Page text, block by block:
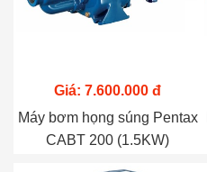
Giá: 7.600.000 đ
Máy bơm họng súng Pentax
CABT 200 (1.5KW)